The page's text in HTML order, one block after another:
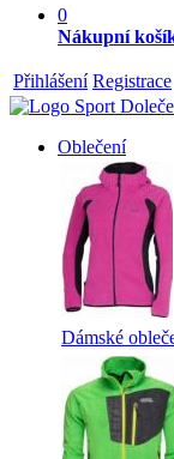
0
Nákupní
Přihlášení Registrace
Oblečení
Dámské